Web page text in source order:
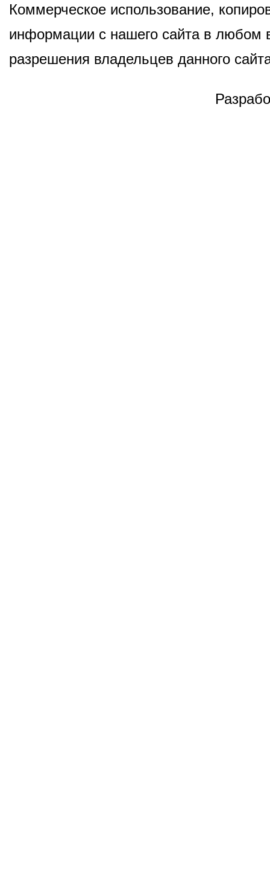
Коммерческое использование,
информации с нашего сайта в любом
разрешения владельцев данного